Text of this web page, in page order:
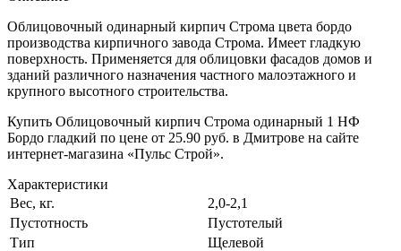
Облицовочный одинарный кирпич Строма цвета бордо
производства кирпичного завода Строма. Имеет гладкую
поверхность. Применяется для облицовки фасадов домов и
зданий различного назначения частного малоэтажного и
крупного высотного строительства.
Купить Облицовочный кирпич Строма одинарный 1 НФ
Бордо гладкий по цене от 25.90 руб. в Дмитрове на сайте
интернет-магазина «Пульс Строй».
Характеристики
Вес, кг.
2,0-2,1
Пустотность
Пустотелый
Тип
Щелевой